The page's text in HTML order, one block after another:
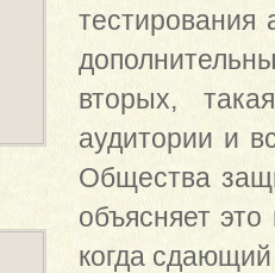
тестирования
вторых,
аудитории и
Общества
объясняет
когда